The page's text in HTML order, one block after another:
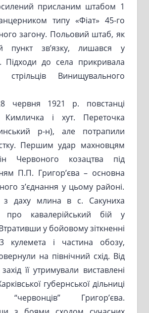
присланим штабом 1
типу «Фіат» 45-го
загону. Польовий штаб, як
пункт зв’язку, лишався у
Підходи до села прикривала
Винищувального
червня 1921 р. повстанці
і хут. Переточка
р-н), але потрапили
Першим удар махновцям
Червоного козацтва під
П.П. Григор’єва – основна
з’єднання у цьому районі.
з даху млина в с. Сакуниха
про кавалерійський бій у
у бойовому зіткненні
кулемета і частина обозу,
на північний схід. Від
її утримували виставлені
губернської дільниці
Григор’єва.